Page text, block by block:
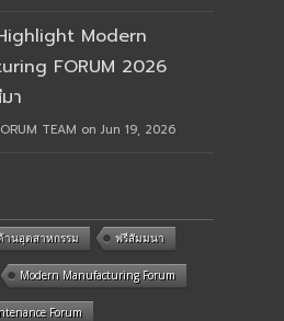
Modern
FORUM 2026
า
TEAM on Jun 19, 2026
นอุตสาหกรรม ฟรีสัมมนา
Modern Manufacturing Forum
Forum